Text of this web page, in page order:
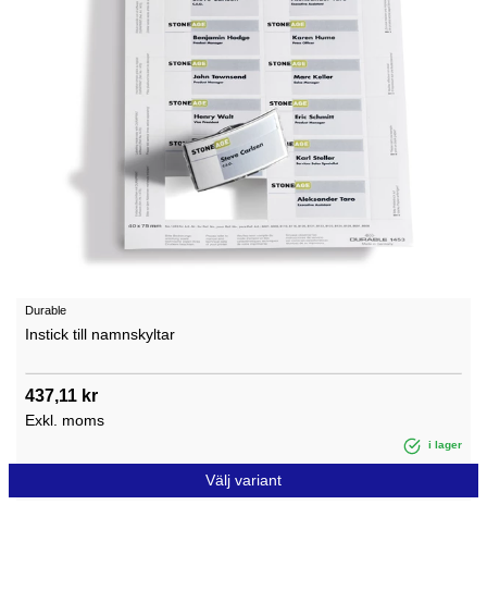
Durable
Instick till namnskyltar
437,11 kr
Exkl. moms
i lager
Välj variant